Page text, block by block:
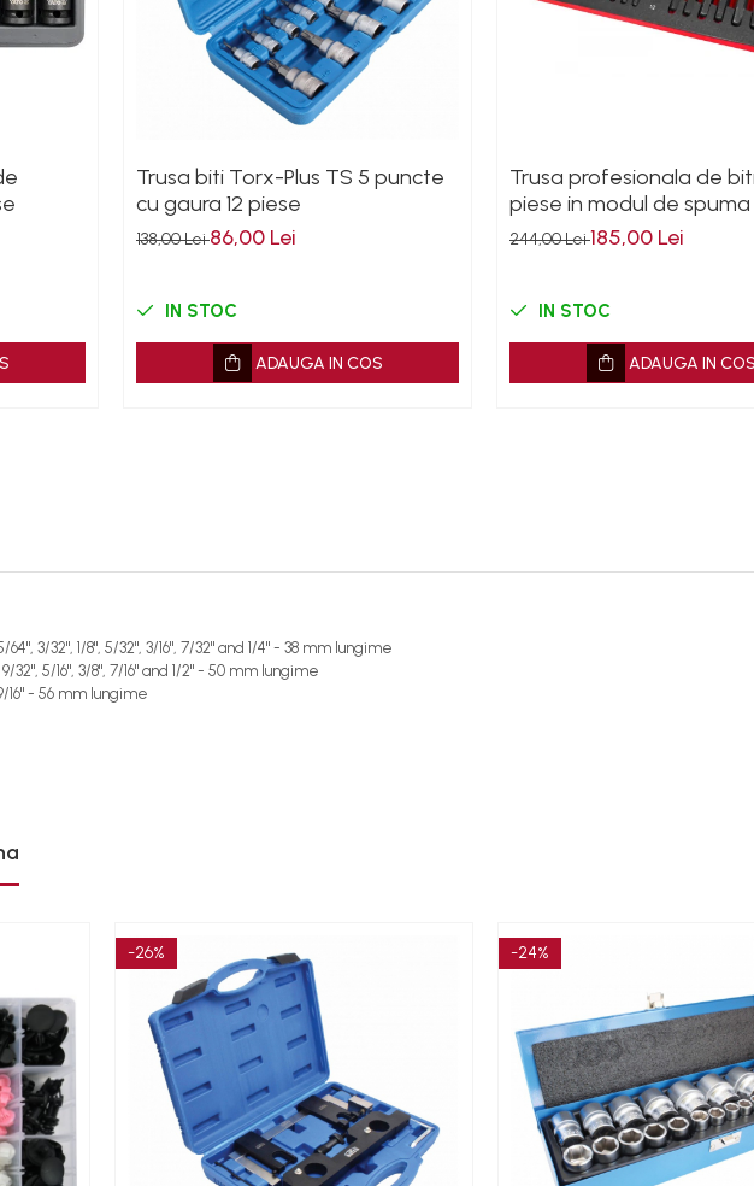
Trusa biti Torx-Plus TS 5 puncte
cu gaura 12 piese
138,00 Lei86,00 Lei
IN STOC
ADAUGA IN COS
Trusa profesionala de
piese in modul de spuma
244,00 Lei185,00 Lei
IN STOC
ADAUGA IN COS
3/32", 1/8", 5/32", 3/16", 7/32" and 1/4" - 38 mm lungime
5/16", 3/8", 7/16" and 1/2" - 50 mm lungime
- 56 mm lungime
-26% -24%